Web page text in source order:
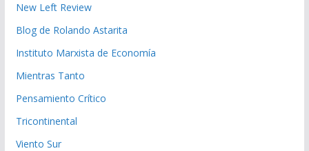
New Left Review
Blog de Rolando Astarita
Instituto Marxista de Economía
Mientras Tanto
Pensamiento Crítico
Tricontinental
Viento Sur